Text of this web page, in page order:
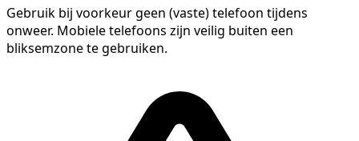
Gebruik bij voorkeur geen (vaste) telefoon tijdens
onweer. Mobiele telefoons zijn veilig buiten een
bliksemzone te gebruiken.